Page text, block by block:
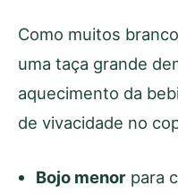
Como muitos
uma taça grande
aquecimento da
de vivacidade no
Bojo menor para